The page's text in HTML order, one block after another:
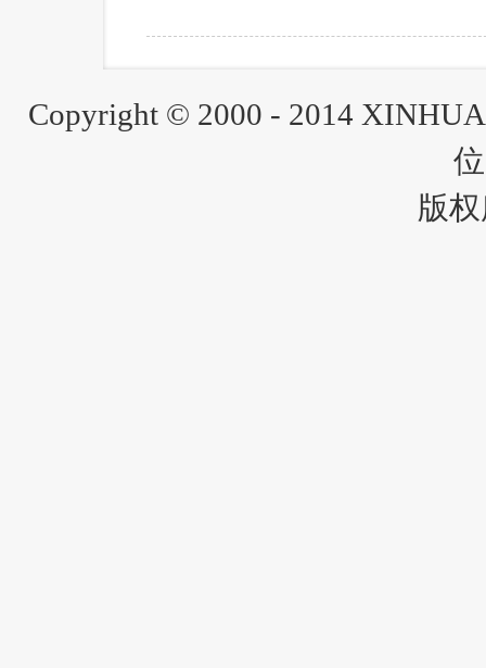
Copyright © 2000 - 2014
版